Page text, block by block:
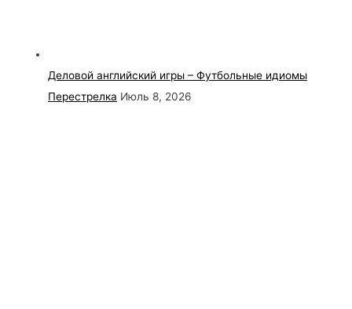
Деловой английский игры – Футбольные идиомы
Перестрелка Июль 8, 2026